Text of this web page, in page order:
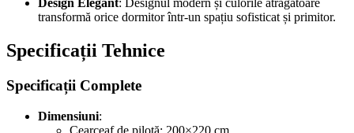
Design Elegant: Designul modern și culorile atrăgătoare
transformă orice dormitor într-un spațiu sofisticat și primitor.
Specificații Tehnice
Specificații Complete
Dimensiuni:
Cearceaf de pilotă: 200×220 cm